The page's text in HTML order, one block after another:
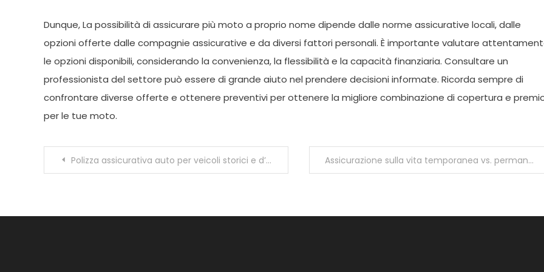
Dunque, La possibilità di assicurare più moto a proprio nome dipende dalle norme assicurative locali, dalle
opzioni offerte dalle compagnie assicurative e da diversi fattori personali. È importante valutare
le opzioni disponibili, considerando la convenienza, la flessibilità e la capacità finanziaria. Consultare un
professionista del settore può essere di grande aiuto nel prendere decisioni informate. Ricorda sempre di
confrontare diverse offerte e ottenere preventivi per ottenere la migliore combinazione di copertura e
per le tue moto.
Navigazione
Polizza assicurativa auto per veicoli storici e d’epoca, cosa cambia rispetto a quella tradizionale? Assicurazione sulla vita temporanea vs. permanente: quali sono le differenze?